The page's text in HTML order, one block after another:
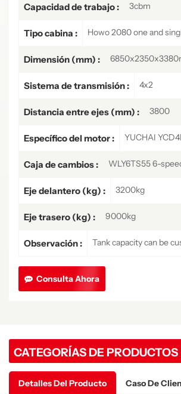
Capacidad de trabajo : 3cbm
Tipo cabina : Howo 2080 one and
Dimensión (mm) :
Sistema de transmisión : 4x2
Distancia entre ejes (mm) : 3800
Específico del motor : YUCHAI
Caja de cambios : WLY6TS55 6-
Eje delantero (kg) : 3200kg
Eje trasero (kg) : 9000kg
Observación : Tank capacity can be
Consulta Ahora
CATEGORÍAS DE PRODUCTOS
Detalles Del Producto Caso De